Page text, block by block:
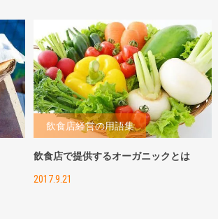
飲食店経営の用語集
飲食店で提供するオーガニックとは
2017.9.21